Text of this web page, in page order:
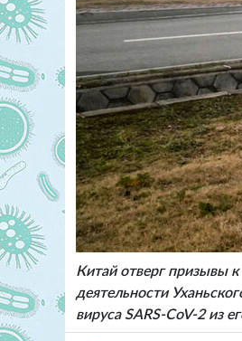
Китай отверг призывы
деятельности
вируса SARS-CoV-2 из